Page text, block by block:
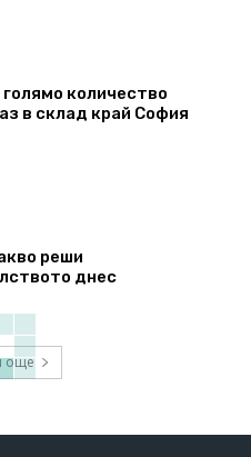
количество
в склад край София
реши
днес
още